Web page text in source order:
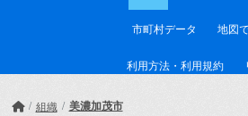
市町村データ 地図
利用方法・利用規約
組織 美濃加茂市